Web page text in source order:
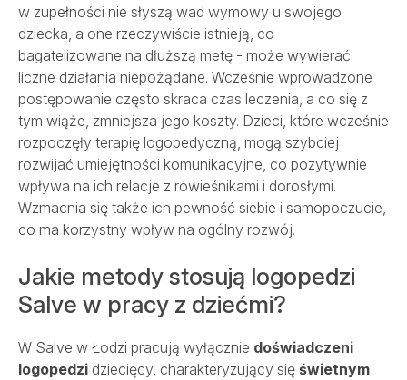
w zupełności nie słyszą wad wymowy u swojego
dziecka, a one rzeczywiście istnieją, co -
bagatelizowane na dłuższą metę - może wywierać
liczne działania niepożądane. Wcześnie wprowadzone
postępowanie często skraca czas leczenia, a co się z
tym wiąże, zmniejsza jego koszty. Dzieci, które wcześnie
rozpoczęły terapię logopedyczną, mogą szybciej
rozwijać umiejętności komunikacyjne, co pozytywnie
wpływa na ich relacje z rówieśnikami i dorosłymi.
Wzmacnia się także ich pewność siebie i samopoczucie,
co ma korzystny wpływ na ogólny rozwój.
Jakie metody stosują logopedzi
Salve w pracy z dziećmi?
W Salve w Łodzi pracują wyłącznie doświadczeni
logopedzi dziecięcy, charakteryzujący się świetnym